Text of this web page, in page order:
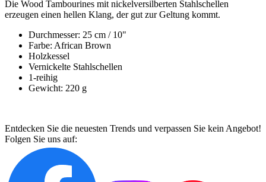
Die Wood Tambourines mit nickelversilberten Stahlschellen
erzeugen einen hellen Klang, der gut zur Geltung kommt.
Durchmesser: 25 cm / 10"
Farbe: African Brown
Holzkessel
Vernickelte Stahlschellen
1-reihig
Gewicht: 220 g
Entdecken Sie die neuesten Trends und verpassen Sie kein Angebot!
Folgen Sie uns auf: